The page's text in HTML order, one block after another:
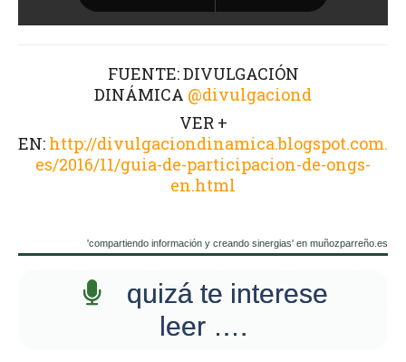
FUENTE: DIVULGACIÓN
DINÁMICA @divulgaciond
VER +
EN: http://divulgaciondinamica.blogspot.com.
es/2016/11/guia-de-participacion-de-ongs-
en.html
'compartiendo información y creando sinergias' en muñozparreño.es
quizá te interese
leer ….